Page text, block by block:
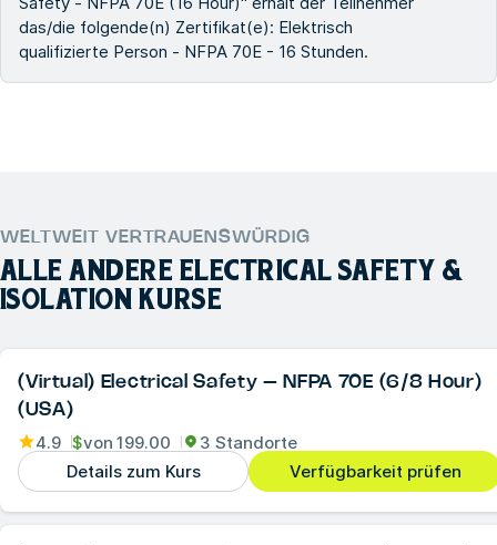
das/die folgende(n) Zertifikat(e): Elektrisch
qualifizierte Person - NFPA 70E - 16 Stunden.
WELTWEIT VERTRAUENSWÜRDIG
ALLE ANDERE ELECTRICAL SAFETY &
ISOLATION KURSE
(Virtual) Electrical Safety – NFPA 70E (6/8 Hour)
(USA)
4.9 $von 199.00
3 Standorte
Details zum Kurs
Verfügbarkeit prüfen